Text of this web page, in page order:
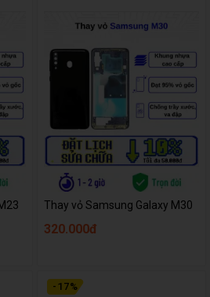
Thay vỏ Samsung Galaxy M30
320.000đ
- 17%